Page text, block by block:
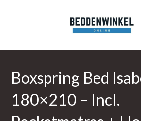
Boxspring Bed
180×210 – Incl.